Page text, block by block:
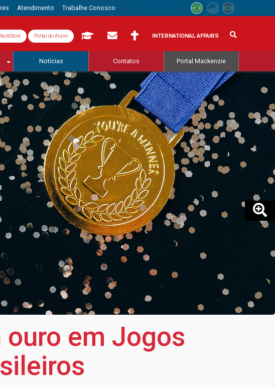
Atendimento Trabalhe Conosco
Portal do Aluno INTERNATIONAL AFFAIRS
Notícias Contatos Portal Mackenzie
em Jogos